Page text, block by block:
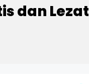
dan Lezat